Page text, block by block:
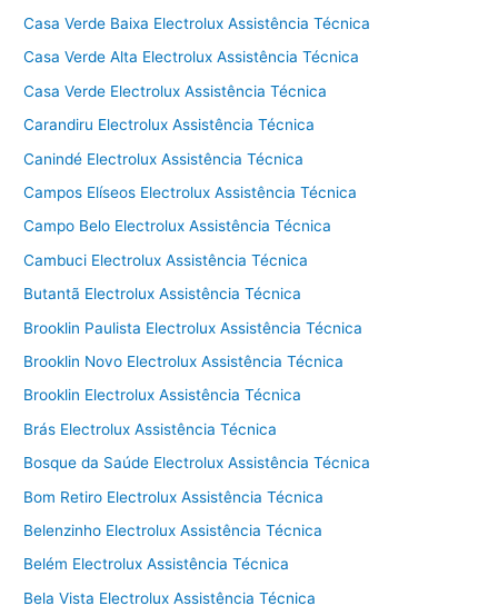
Casa Verde Baixa Electrolux Assistência Técnica
Casa Verde Alta Electrolux Assistência Técnica
Casa Verde Electrolux Assistência Técnica
Carandiru Electrolux Assistência Técnica
Canindé Electrolux Assistência Técnica
Campos Elíseos Electrolux Assistência Técnica
Campo Belo Electrolux Assistência Técnica
Cambuci Electrolux Assistência Técnica
Butantã Electrolux Assistência Técnica
Brooklin Paulista Electrolux Assistência Técnica
Brooklin Novo Electrolux Assistência Técnica
Brooklin Electrolux Assistência Técnica
Brás Electrolux Assistência Técnica
Bosque da Saúde Electrolux Assistência Técnica
Bom Retiro Electrolux Assistência Técnica
Belenzinho Electrolux Assistência Técnica
Belém Electrolux Assistência Técnica
Bela Vista Electrolux Assistência Técnica